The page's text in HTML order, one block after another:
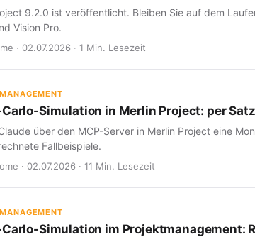
9.2.0 ist veröffentlicht. Bleiben Sie auf dem
Vision Pro.
· 02.07.2026 · 1 Min. Lesezeit
Simulation in Merlin Project: per
über den MCP-Server in Merlin Project eine
Fallbeispiele.
· 02.07.2026 · 11 Min. Lesezeit
Simulation im Projektmanagement: